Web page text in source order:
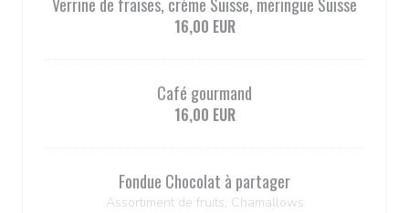
16,00 EUR
Café gourmand
16,00 EUR
Fondue Chocolat à partager
Assortiment de fruits, Chamallows